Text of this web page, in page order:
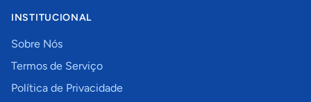
INSTITUCIONAL
Sobre Nós
Termos de Serviço
Política de Privacidade